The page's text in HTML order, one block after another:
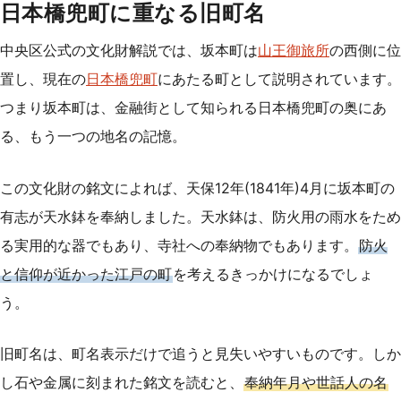
日本橋兜町に重なる旧町名
中央区公式の文化財解説では、坂本町は山王御旅所の西側に位
置し、現在の日本橋兜町にあたる町として説明されています。
つまり坂本町は、金融街として知られる日本橋兜町の奥にあ
る、もう一つの地名の記憶。
この文化財の銘文によれば、天保12年(1841年)4月に坂本町の
有志が天水鉢を奉納しました。天水鉢は、防火用の雨水をため
る実用的な器でもあり、寺社への奉納物でもあります。 防火
と信仰が近かった江戸の町を考えるきっかけになるでしょ
う。
旧町名は、町名表示だけで追うと見失いやすいものです。しか
し石や金属に刻まれた銘文を読むと、 奉納年月や世話人の名